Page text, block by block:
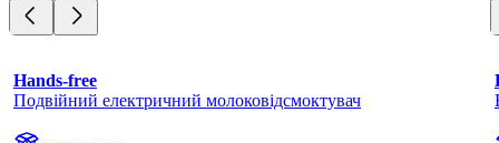
Hands-free
Подвійний електричний молоковідсмоктувач